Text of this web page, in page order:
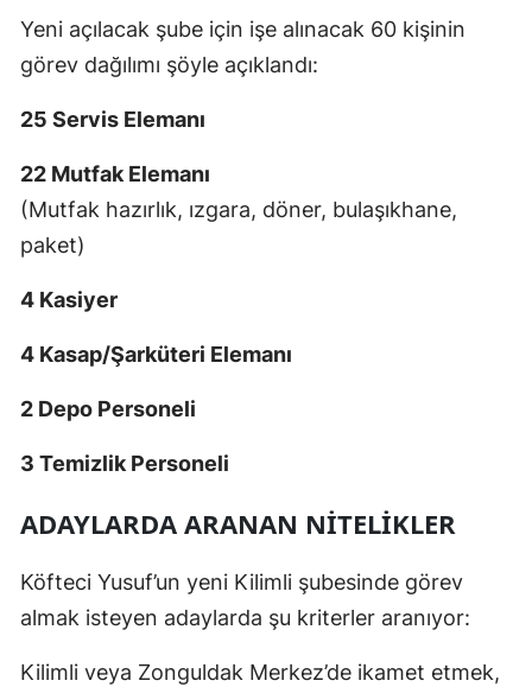
Yeni açılacak şube için işe alınacak 60 kişinin
görev dağılımı şöyle açıklandı:
25 Servis Elemanı
22 Mutfak Elemanı
(Mutfak hazırlık, ızgara, döner, bulaşıkhane,
paket)
4 Kasiyer
4 Kasap/Şarküteri Elemanı
2 Depo Personeli
3 Temizlik Personeli
ADAYLARDA ARANAN NITELIKLER
Köfteci Yusuf’un yeni Kilimli şubesinde görev
almak isteyen adaylarda şu kriterler aranıyor:
Kilimli veya Zonguldak Merkez’de ikamet etmek,